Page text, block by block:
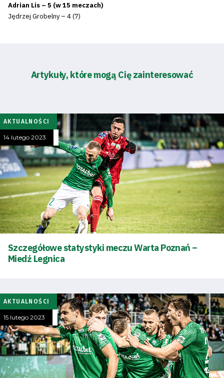
Tryb
oszczędności
energii
Adrian Lis – 5 (w 15 meczach)
Jędrzej Grobelny – 4 (7)
Artykuły, które mogą Cię zainteresować
AKTUALNOŚCI
14 lutego 2023
Szczegółowe statystyki meczu Warta Poznań –
Miedź Legnica
AKTUALNOŚCI
15 lutego 2023